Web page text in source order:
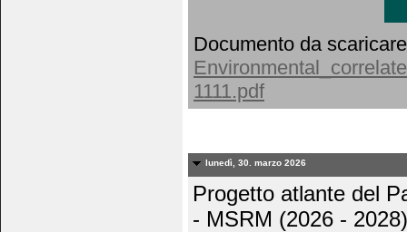
Documento da
1111.pdf
lunedì, 30. marzo 2026
Progetto atlante del
- MSRM (2026 - 2028)